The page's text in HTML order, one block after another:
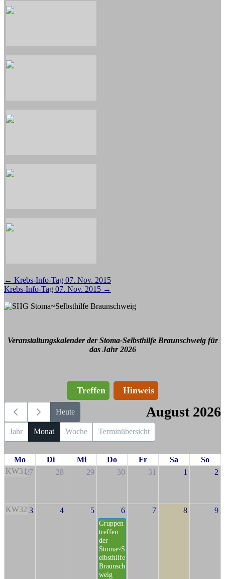
Beitragsnavigation
← Krebs-Info-Tag 07. Nov. 2015
Krebs-Info-Tag 07. Nov. 2015 →
Veranstaltungskalender der Stoma-Selbsthilfe Braunschweig für
das Jahr 2026
Treffen Hinweis
Heute August 2026
Jahr Monat Woche Terminübersicht
Mo Di Mi Do Fr Sa
So
KW3127 28 29 30 31 1 2
KW32 3 4 5 6
Gruppen
treffen
der
Stoma~S
elbsthilfe
Braunsch
weig
7 8 9